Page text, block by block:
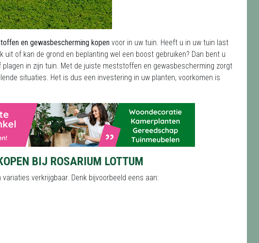
en gewasbescherming kopen voor in uw tuin. Heeft u in uw tuin last
of kan de grond en beplanting wel een boost gebruiken? Dan bent u
in zijn tuin. Met de juiste meststoffen en gewasbescherming zorgt
situaties. Het is dus een investering in uw planten, voorkomen is
BIJ ROSARIUM LOTTUM
verkrijgbaar. Denk bijvoorbeeld eens aan: